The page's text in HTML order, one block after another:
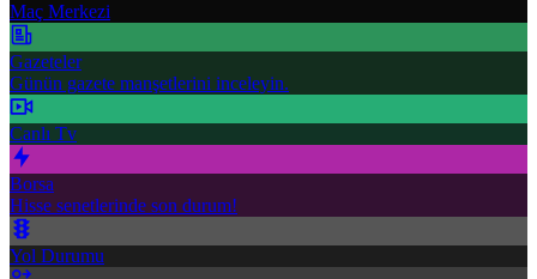
Maç Merkezi
Gazeteler
Günün gazete manşetlerini inceleyin.
Canlı Tv
Borsa
Hisse senetlerinde son durum!
Yol Durumu